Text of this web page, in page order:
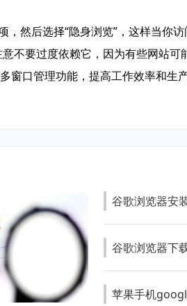
然后选择“隐身浏览”，这样当你
不要过度依赖它，因为有些网站可
口管理功能，提高工作效率和
谷歌浏览器安
谷歌浏览器下
苹果手机